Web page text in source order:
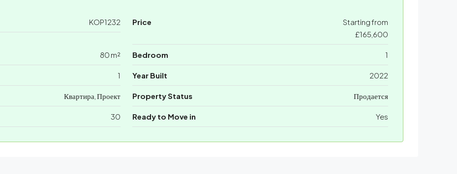
KOP1232 Price
Starting from
£165,600
80 m² Bedroom 1
1 Year Built 2022
Квартира, Проект Property Status Продается
30 Ready to Move in Yes